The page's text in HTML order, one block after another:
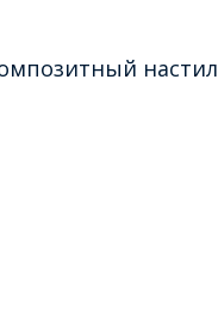
настил